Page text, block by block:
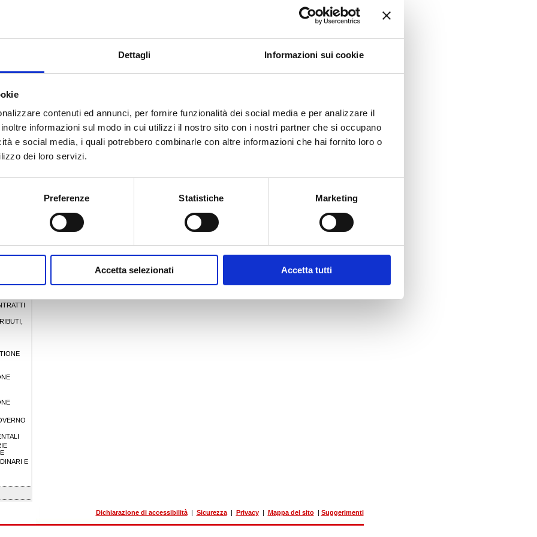
Dettagli Informazioni sui cookie
contenuti ed annunci, per fornire funzionalità dei social media e per analizzare il
informazioni sul modo in cui utilizzi il nostro sito con i nostri partner che si occupano
e social media, i quali potrebbero combinarle con altre informazioni che hai fornito loro o
dei loro servizi.
Preferenze Statistiche Marketing
Accetta selezionati Accetta tutti
PREMI
E
Dichiarazione di accessibilità| Sicurezza| Privacy| Mappa del sito| Suggerimenti